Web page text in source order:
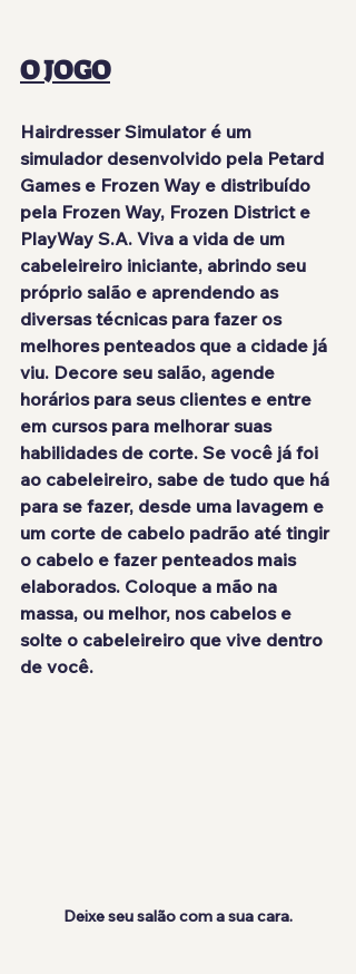
O JOGO
Hairdresser Simulator é um
simulador desenvolvido pela Petard
Games e Frozen Way e distribuído
pela Frozen Way, Frozen District e
PlayWay S.A. Viva a vida de um
cabeleireiro iniciante, abrindo seu
próprio salão e aprendendo as
diversas técnicas para fazer os
melhores penteados que a cidade já
viu. Decore seu salão, agende
horários para seus clientes e entre
em cursos para melhorar suas
habilidades de corte. Se você já foi
ao cabeleireiro, sabe de tudo que há
para se fazer, desde uma lavagem e
um corte de cabelo padrão até tingir
o cabelo e fazer penteados mais
elaborados. Coloque a mão na
massa, ou melhor, nos cabelos e
solte o cabeleireiro que vive dentro
de você.
Deixe seu salão com a sua cara.